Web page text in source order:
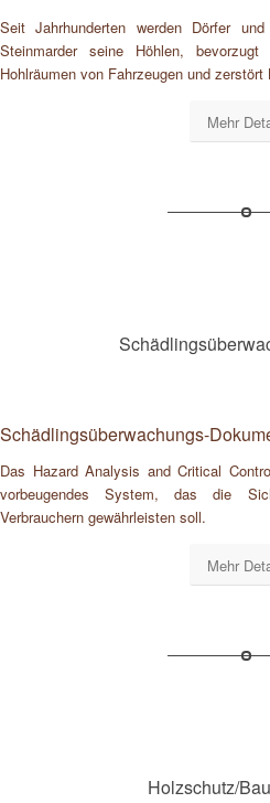
Seit Jahrhunderten werden Dörfer
Steinmarder seine Höhlen,
Hohlräumen von Fahrzeugen und
Mehr
Schädlingsüberwachungs-
Das Hazard Analysis and Critical
vorbeugendes System, das die
Verbrauchern gewährleisten soll.
Mehr
Holzschutz/